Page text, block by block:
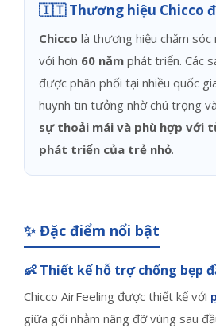
🇮🇹 Thương hiệu Chicco
Chicco là thương hiệu chăm
với hơn 60 năm phát triển. Các
được phân phối tại nhiều quốc
huynh tin tưởng nhờ chú trọng
sự thoải mái và phù hợp với
phát triển của trẻ nhỏ.
✨ Đặc điểm nổi bật
👶 Thiết kế hỗ trợ chống bẹp
Chicco AirFeeling được thiết kế với
giữa gối nhằm nâng đỡ vùng sau